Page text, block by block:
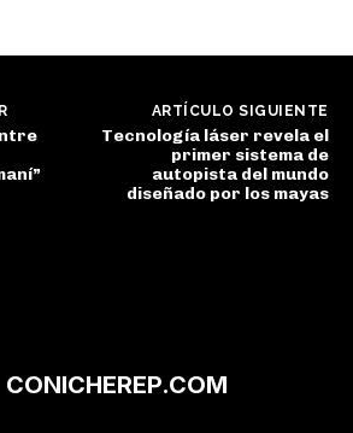
ARTÍCULO SIGUIENTE
Tecnología láser revela el
primer sistema de
autopista del mundo
diseñado por los mayas
CONICHEREP.COM